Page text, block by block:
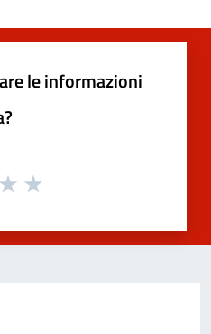
le informazioni